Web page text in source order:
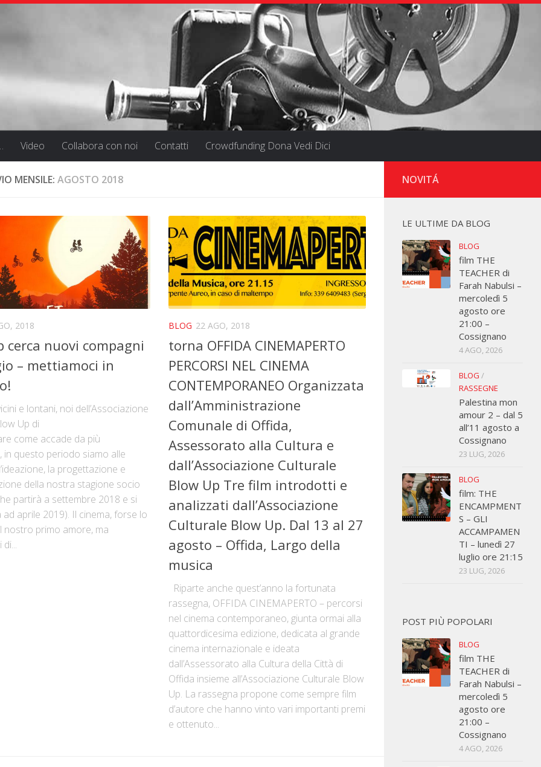
Video Collabora con noi Contatti Crowdfunding Dona Vedi Dici
MENSILE: AGOSTO 2018
2018
cerca nuovi compagni
– mettiamoci in
e lontani, noi dell’Associazione
Up di
come accade da più
in questo periodo siamo alle
la progettazione e
della nostra stagione socio
partirà a settembre 2018 e si
aprile 2019). Il cinema, forse lo
nostro primo amore, ma
BLOG 22 AGO, 2018
torna OFFIDA CINEMAPERTO
PERCORSI NEL CINEMA
CONTEMPORANEO Organizzata
dall’Amministrazione
Comunale di Offida,
Assessorato alla Cultura e
dall’Associazione Culturale
Blow Up Tre film introdotti e
analizzati dall’Associazione
Culturale Blow Up. Dal 13 al 27
agosto – Offida, Largo della
musica
Riparte anche quest’anno la fortunata
rassegna, OFFIDA CINEMAPERTO – percorsi
nel cinema contemporaneo, giunta ormai alla
quattordicesima edizione, dedicata al grande
cinema internazionale e ideata
dall’Assessorato alla Cultura della Città di
Offida insieme all’Associazione Culturale Blow
Up. La rassegna propone come sempre film
d’autore che hanno vinto vari importanti premi
e ottenuto...
NOVITÁ
LE ULTIME DA BLOG
BLOG
film THE
TEACHER di
Farah Nabulsi –
mercoledì 5
agosto ore
21:00 –
Cossignano
4 AGO, 2026
BLOG /
RASSEGNE
Palestina mon
amour 2 – dal 5
all’11 agosto a
Cossignano
23 LUG, 2026
BLOG
film: THE
ENCAMPMENT
S – GLI
ACCAMPAMEN
TI – lunedì 27
luglio ore 21:15
23 LUG, 2026
POST PIÙ POPOLARI
BLOG
film THE
TEACHER di
Farah Nabulsi –
mercoledì 5
agosto ore
21:00 –
Cossignano
4 AGO, 2026